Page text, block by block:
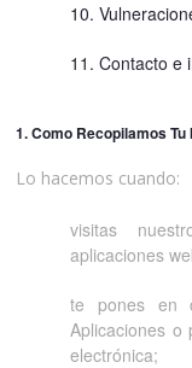
10.
11. Contacto e
1. Como Recopilamos
Lo hacemos cuando:
visitas
aplicaciones
te pones en
Aplicaciones o
electrónica;